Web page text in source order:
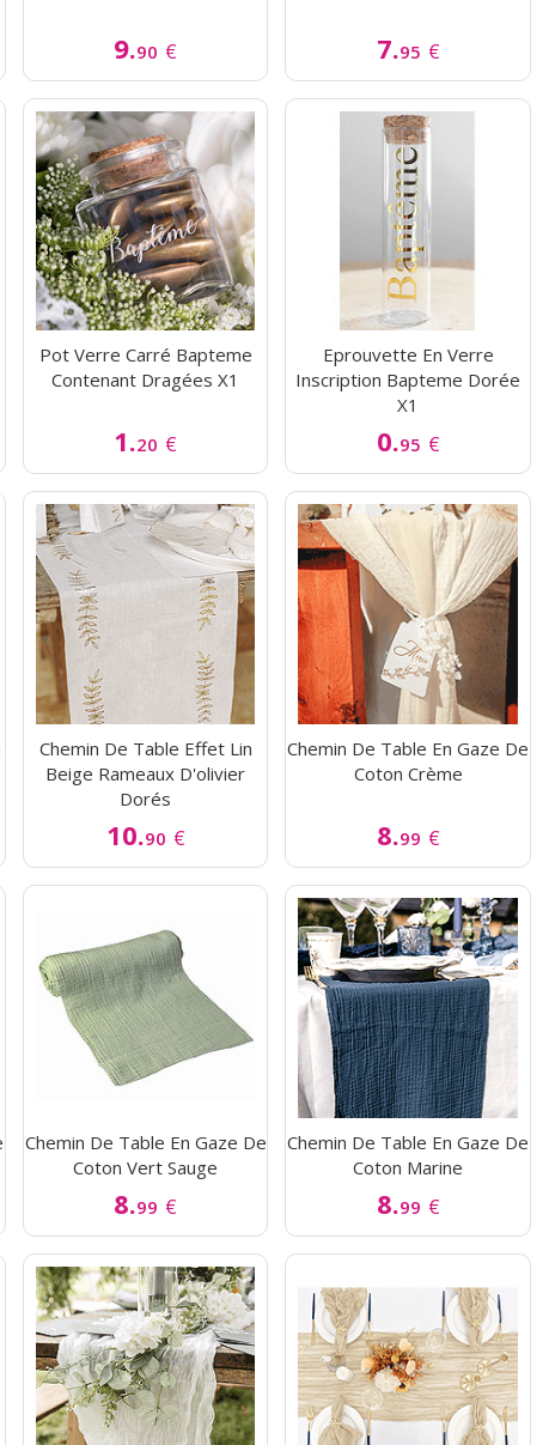
9.90 € 7.95 €
Pot Verre Carré Bapteme
Contenant Dragées X1
1.20 €
Eprouvette En Verre
Inscription Bapteme Dorée
X1
0.95 €
Chemin De Table Effet Lin
Beige Rameaux D'olivier
Dorés
10.90 €
Chemin De Table En Gaze De
Coton Crème
8.99 €
Chemin De Table En Gaze De
Coton Vert Sauge
8.99 €
Chemin De Table En Gaze De
Coton Marine
8.99 €